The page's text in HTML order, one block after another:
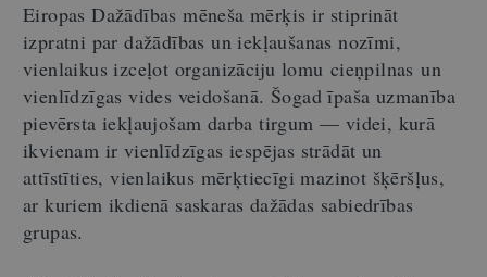
Eiropas Dažādības mēneša mērķis ir stiprināt
izpratni par dažādības un iekļaušanas nozīmi,
vienlaikus izceļot organizāciju lomu cieņpilnas un
vienlīdzīgas vides veidošanā. Šogad īpaša uzmanība
pievērsta iekļaujošam darba tirgum — videi, kurā
ikvienam ir vienlīdzīgas iespējas strādāt un
attīstīties, vienlaikus mērķtiecīgi mazinot šķēršļus,
ar kuriem ikdienā saskaras dažādas sabiedrības
grupas.